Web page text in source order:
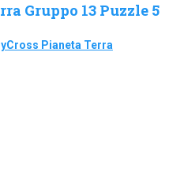
Gruppo 13 Puzzle 5
Pianeta Terra